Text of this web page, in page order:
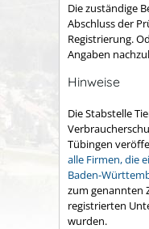
Die zuständige
Abschluss der
Registrierung.
Angaben
Hinweise
Die Stabstelle
Tübingen
alle Firmen, die
Baden-
zum genannten
registrierten
wurden.